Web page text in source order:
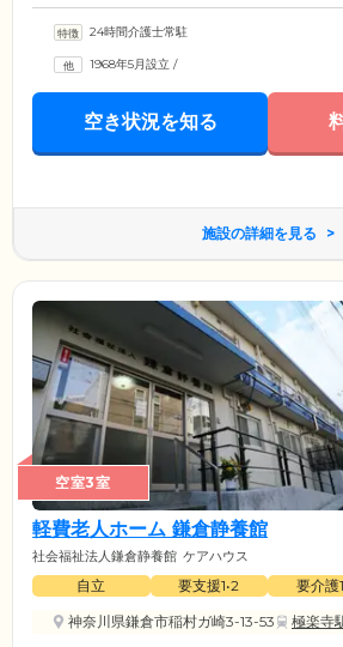
24時間介護士常駐
1968年5月設立 /
空き状況を知る
施設の詳細を見る
空室3室
軽費老人ホーム 鎌倉静養館
社会福祉法人鎌倉静養館 ケアハウス
自立 要支援1•2 要介護
神奈川県鎌倉市稲村ガ崎3-13-53
極楽寺